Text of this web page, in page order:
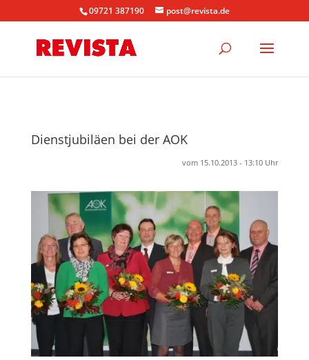
09721 387190 post@revista.de
Dienstjubiläen bei der AOK
vom 15.10.2013 - 13:10 Uhr